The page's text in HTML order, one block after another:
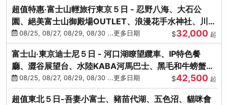
超值特惠‧富士山輕旅行東京５日 - 忍野八海、大石公
園、絕美富士山御殿場OUTLET、浪漫花手水神社、川越
小江戶
08/25, 08/27, 08/29, 08/30 ...更多日期 $32,000 起
富士山‧東京迪士尼５日 - 河口湖瞭望纜車、IP特色餐
廳、澀谷展望台、水陸KABA河馬巴士、黑毛和牛螃蟹美
饌、季節採果
08/25, 08/27, 08/29, 08/30 ...更多日期 $42,500 起
超值東北５日-吾妻小富士、豬苗代湖、五色沼、貓咪會